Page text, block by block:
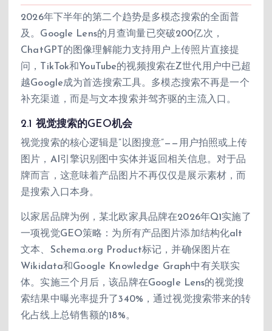
2026年下半年的第二个趋势是多模态搜索的全面普
及。Google Lens的月查询量已突破200亿次，
ChatGPT的图像理解能力支持用户上传照片直接提
问，TikTok和YouTube的视频搜索在Z世代用户中已超
越Google成为首选搜索工具。多模态搜索不再是一个
补充渠道，而是与文本搜索并驾齐驱的主流入口。
2.1 视觉搜索的GEO机会
视觉搜索的核心逻辑是”以图搜意”——用户拍照或上传
图片，AI引擎识别图中实体并返回相关信息。对于品
牌而言，这意味着产品图片不再仅仅是展示素材，而
是搜索入口本身。
以家居品牌为例，某北欧家具品牌在2026年Q1实施了
一项视觉GEO策略：为所有产品图片添加结构化alt
文本、Schema.org Product标记，并确保图片在
Wikidata和Google Knowledge Graph中有关联实
体。实施三个月后，该品牌在Google Lens的视觉搜
索结果中曝光率提升了340%，通过视觉搜索带来的转
化占线上总销售额的18%。